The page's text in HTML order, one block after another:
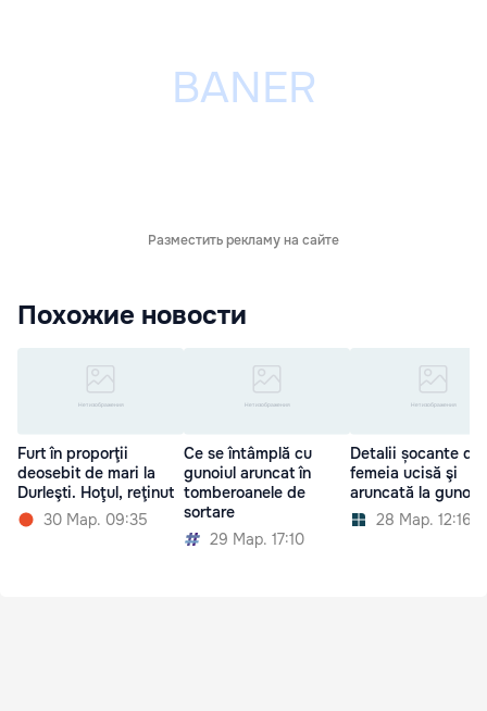
Разместить рекламу на сайте
Похожие новости
Furt în proporţii
deosebit de mari la
Durleşti. Hoţul, reţinut
30 Мар. 09:35
Ce se întâmplă cu
gunoiul aruncat în
tomberoanele de
sortare
29 Мар. 17:10
Detalii șocante
femeia ucisă şi
aruncată la gunoi
28 Мар. 12:16